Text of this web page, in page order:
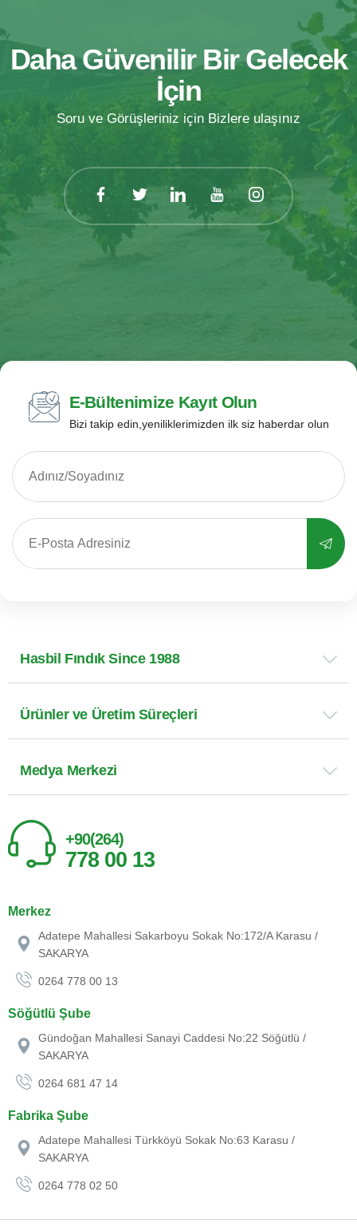
Daha Güvenilir Bir Gelecek
İçin
Soru ve Görüşleriniz için Bizlere ulaşınız
E-Bültenimize Kayıt Olun
Bizi takip edin,yeniliklerimizden ilk siz haberdar olun
Hasbil Fındık Since 1988
Ürünler ve Üretim Süreçleri
Medya Merkezi
+90(264)
778 00 13
Merkez
Adatepe Mahallesi Sakarboyu Sokak No:172/A Karasu /
SAKARYA
0264 778 00 13
Söğütlü Şube
Gündoğan Mahallesi Sanayi Caddesi No:22 Söğütlü /
SAKARYA
0264 681 47 14
Fabrika Şube
Adatepe Mahallesi Türkköyü Sokak No:63 Karasu /
SAKARYA
0264 778 02 50